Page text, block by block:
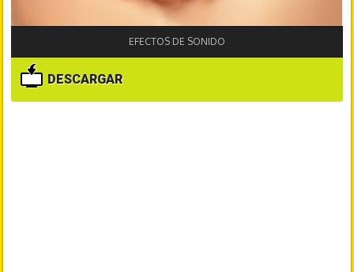
EFECTOS DE SONIDO
DESCARGAR